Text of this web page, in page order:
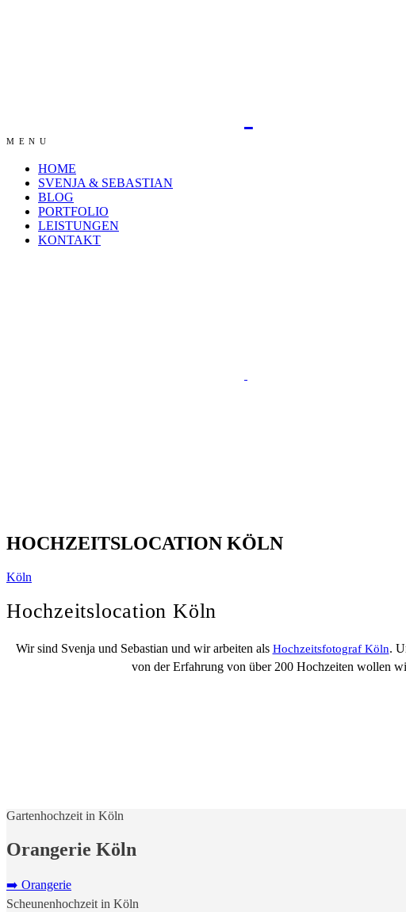
MENU
HOME
SVENJA & SEBASTIAN
BLOG
PORTFOLIO
LEISTUNGEN
KONTAKT
HOCHZEITSLOCATION KÖLN
Köln
Hochzeitslocation Köln
Wir sind Svenja und Sebastian und wir arbeiten als Hochzeitsfotograf Köln.
von der Erfahrung von über 200 Hochzeiten wollen
Gartenhochzeit in Köln
Orangerie Köln
➡️ Orangerie
Scheunenhochzeit in Köln